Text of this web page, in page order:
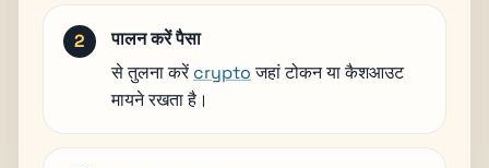
पालन करें पैसा
से तुलना करेंcryptoजहां टोकन या कैशआउट
मायने रखता है।